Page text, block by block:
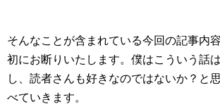
そんなことが含まれている今回の記事内
初にお断りいたします。僕はこういう話
し、読者さんも好きなのではないか？と
べていきます。